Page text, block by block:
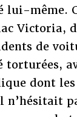
lui-même.
Victoria,
de
dont
n’hésitait